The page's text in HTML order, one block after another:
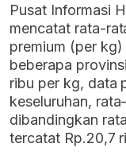
Pusat Informasi
mencatat rata-
premium (per
beberapa
ribu per kg, data
keseluruhan,
dibandingkan
tercatat Rp.20,7